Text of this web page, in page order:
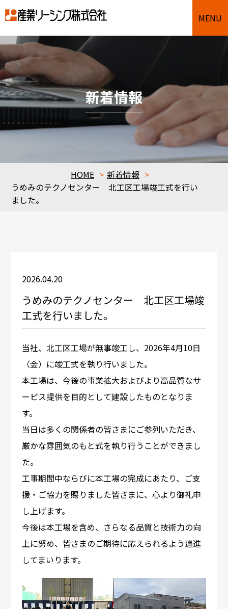
MENU
新着情報
HOME
新着情報
うめみのテクノセンター 北工区工場竣工式を行い
ました。
2026.04.20
うめみのテクノセンター 北工区工場竣
工式を行いました。
当社、北工区工場が無事竣工し、2026年4月10日
（金）に竣工式を執り行いました。
本工場は、今後の事業拡大およびより高品質なサ
ービス提供を目的として建設したものとなりま
す。
当日は多くの関係者の皆さまにご参列いただき、
厳かな雰囲気のもと式を執り行うことができまし
た。
工事期間中ならびに本工場の完成にあたり、ご支
援・ご協力を賜りました皆さまに、心より御礼申
し上げます。
今後は本工場を含め、さらなる品質と技術力の向
上に努め、皆さまのご期待に応えられるよう邁進
してまいります。